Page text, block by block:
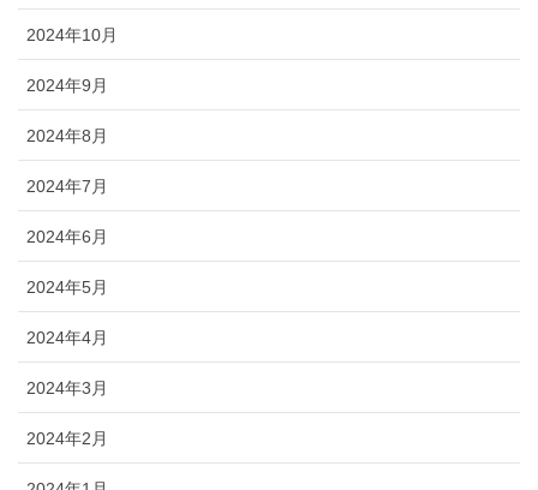
2024年10月
2024年9月
2024年8月
2024年7月
2024年6月
2024年5月
2024年4月
2024年3月
2024年2月